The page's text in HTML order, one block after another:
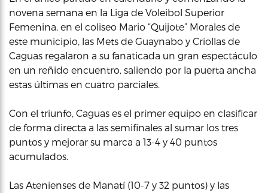
novena semana en la Liga de Voleibol Superior
Femenina, en el coliseo Mario “Quijote” Morales de
este municipio, las Mets de Guaynabo y Criollas de
Caguas regalaron a su fanaticada un gran espectáculo
en un reñido encuentro, saliendo por la puerta ancha
estas últimas en cuatro parciales.
Con el triunfo, Caguas es el primer equipo en clasificar
de forma directa a las semifinales al sumar los tres
puntos y mejorar su marca a 13-4 y 40 puntos
acumulados.
Las Atenienses de Manatí (10-7 y 32 puntos) y las